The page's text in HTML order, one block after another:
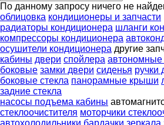
По данному запросу ничего не
облицовка кондиционеры и запчасти
радиаторы кондиционера шланги
компрессоры кондиционера
осушители кондиционера другие
кабины двери спойлера автономные
боковые замки двери сиденья ручки
боковые стекла панорамные крыши
задние стекла
насосы подъема кабины
стеклоочистителя моторчики
автохолодильники бардачки зеркала